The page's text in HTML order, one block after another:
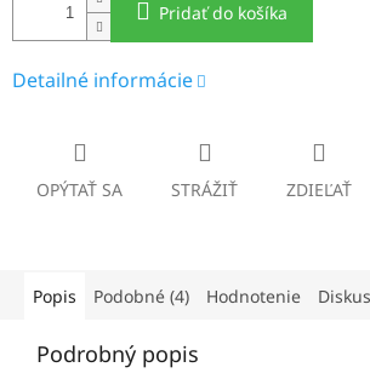
Pridať do košíka
Detailné informácie
OPÝTAŤ SA STRÁŽIŤ ZDIEĽAŤ
Popis Podobné (4) Hodnotenie
Podrobný popis